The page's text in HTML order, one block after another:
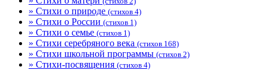
» Стихи о природе (стихов 4)
» Стихи о России (стихов 1)
» Стихи о семье (стихов 1)
» Стихи серебряного века (стихов 168)
» Стихи школьной программы (стихов 2)
» Стихи-посвящения (стихов 4)